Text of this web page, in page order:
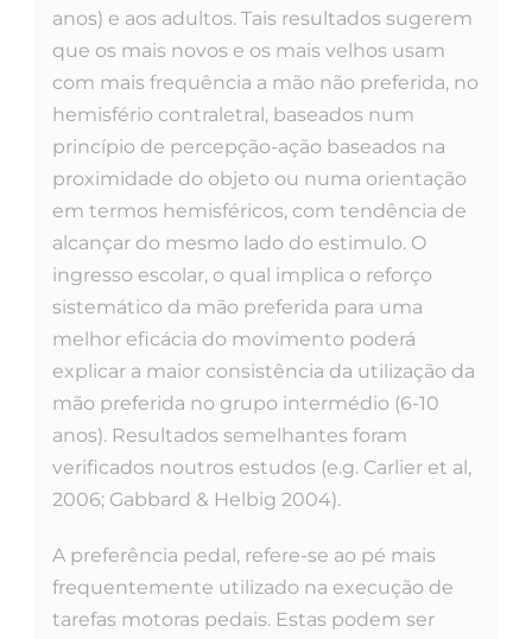
anos) e aos adultos. Tais resultados sugerem
que os mais novos e os mais velhos usam
com mais frequência a mão não preferida, no
hemisfério contraletral, baseados num
princípio de percepção-ação baseados na
proximidade do objeto ou numa orientação
em termos hemisféricos, com tendência de
alcançar do mesmo lado do estimulo. O
ingresso escolar, o qual implica o reforço
sistemático da mão preferida para uma
melhor eficácia do movimento poderá
explicar a maior consistência da utilização da
mão preferida no grupo intermédio (6-10
anos). Resultados semelhantes foram
verificados noutros estudos (e.g. Carlier et al,
2006; Gabbard & Helbig 2004).
A preferência pedal, refere-se ao pé mais
frequentemente utilizado na execução de
tarefas motoras pedais. Estas podem ser